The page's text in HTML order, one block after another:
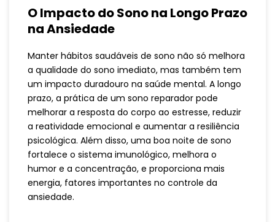
O Impacto do Sono na Longo Prazo
na Ansiedade
Manter hábitos saudáveis de sono não só melhora
a qualidade do sono imediato, mas também tem
um impacto duradouro na saúde mental. A longo
prazo, a prática de um sono reparador pode
melhorar a resposta do corpo ao estresse, reduzir
a reatividade emocional e aumentar a resiliência
psicológica. Além disso, uma boa noite de sono
fortalece o sistema imunológico, melhora o
humor e a concentração, e proporciona mais
energia, fatores importantes no controle da
ansiedade.